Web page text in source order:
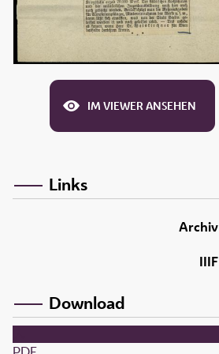
IM VIEWER ANSEHEN
Links
Archiv
IIIF
Download